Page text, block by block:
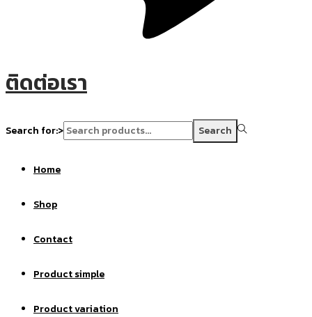
ติดต่อเรา
Search for:> Search
Home
Shop
Contact
Product simple
Product variation